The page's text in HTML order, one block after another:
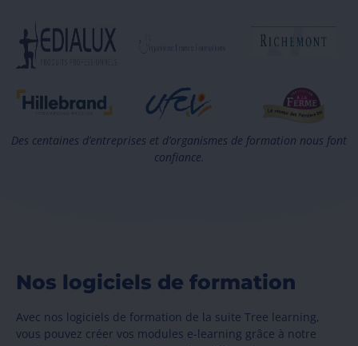
Des centaines d’entreprises et d’organismes de formation nous font
confiance.
Nos logiciels de formation
Avec nos logiciels de formation de la suite Tree learning,
vous pouvez créer vos modules e-learning grâce à notre